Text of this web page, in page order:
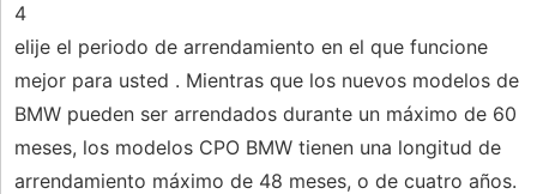
4
elije el periodo de arrendamiento en el que funcione
mejor para usted . Mientras que los nuevos modelos de
BMW pueden ser arrendados durante un máximo de 60
meses, los modelos CPO BMW tienen una longitud de
arrendamiento máximo de 48 meses, o de cuatro años.